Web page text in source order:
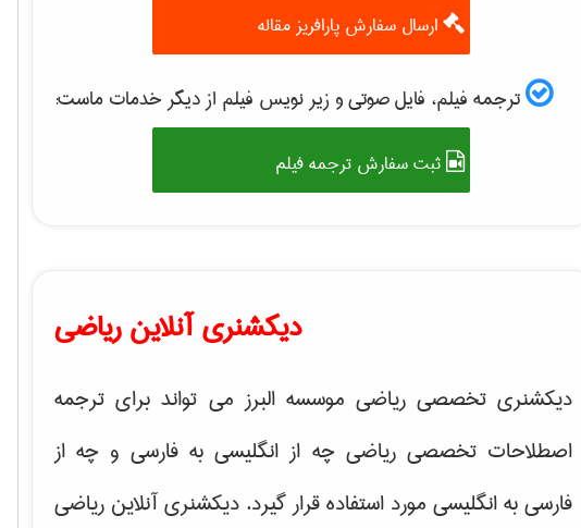
ارسال سفارش پارافریز مقاله
ترجمه فیلم، فایل صوتی و زیر نویس فیلم از دیگر خدمات ماست:
ثبت سفارش ترجمه فیلم
دیکشنری آنلاین ریاضی
دیکشنری تخصصی ریاضی موسسه البرز می تواند برای ترجمه
اصطلاحات تخصصی ریاضی چه از انگلیسی به فارسی و چه از
فارسی به انگلیسی مورد استفاده قرار گیرد. دیکشنری آنلاین ریاضی